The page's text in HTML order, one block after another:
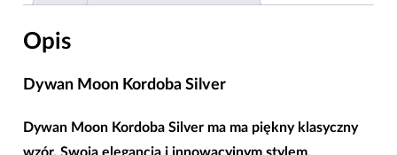
200x300
240x340
Opis
Dywan Moon Kordoba Silver
Dywan Moon Kordoba Silver ma ma piękny klasyczny
wzór. Swoja elegancją i innowacyjnym stylem,